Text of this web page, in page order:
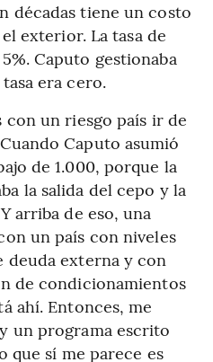
décadas tiene un costo
exterior. La tasa de
Caputo gestionaba
era cero.
con un riesgo país ir de
Caputo asumió
de 1.000, porque la
la salida del cepo y la
arriba de eso, una
un país con niveles
deuda externa y con
de condicionamientos
ahí. Entonces, me
un programa escrito
que sí me parece es